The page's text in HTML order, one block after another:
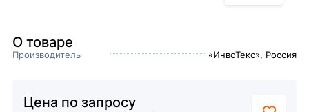
О товаре
Производитель «ИнвоТекс», Россия
Цена по запросу